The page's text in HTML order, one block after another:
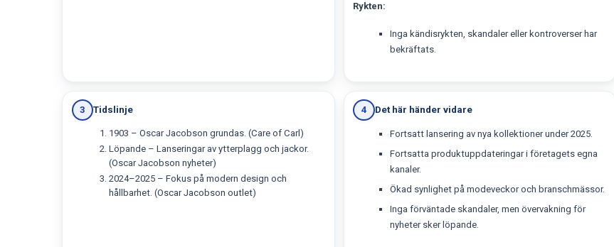
Rykten:
Inga kändisrykten, skandaler eller kontroverser har
bekräftats.
3 Tidslinje
1903 – Oscar Jacobson grundas. (Care of Carl)
Löpande – Lanseringar av ytterplagg och jackor.
(Oscar Jacobson nyheter)
2024–2025 – Fokus på modern design och
hållbarhet. (Oscar Jacobson outlet)
4 Det här händer vidare
Fortsatt lansering av nya kollektioner under 2025.
Fortsatta produktuppdateringar i företagets egna
kanaler.
Ökad synlighet på modeveckor och branschmässor.
Inga förväntade skandaler, men övervakning för
nyheter sker löpande.